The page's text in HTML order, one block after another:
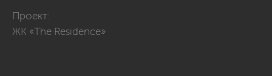
Проект:
ЖК «The Residence»